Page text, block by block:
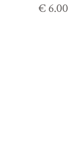
€ 6.00